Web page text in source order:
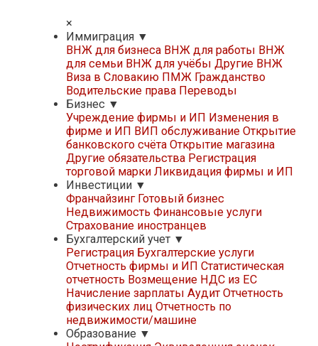
×
Иммиграция ▼
ВНЖ для бизнеса ВНЖ для работы ВНЖ
для семьи ВНЖ для учёбы Другие ВНЖ
Виза в Словакию ПМЖ Гражданство
Водительские права Переводы
Бизнес ▼
Учреждение фирмы и ИП Изменения в
фирме и ИП ВИП обслуживание Открытие
банковского счёта Открытие магазина
Другие обязательства Регистрация
торговой марки Ликвидация фирмы и ИП
Инвестиции ▼
Франчайзинг Готовый бизнес
Недвижимость Финансовые услуги
Страхование иностранцев
Бухгалтерский учет ▼
Регистрация Бухгалтерские услуги
Отчетность фирмы и ИП Статистическая
отчетность Возмещение НДС из ЕС
Начисление зарплаты Аудит Отчетность
физических лиц Отчетность по
недвижимости/машине
Образование ▼